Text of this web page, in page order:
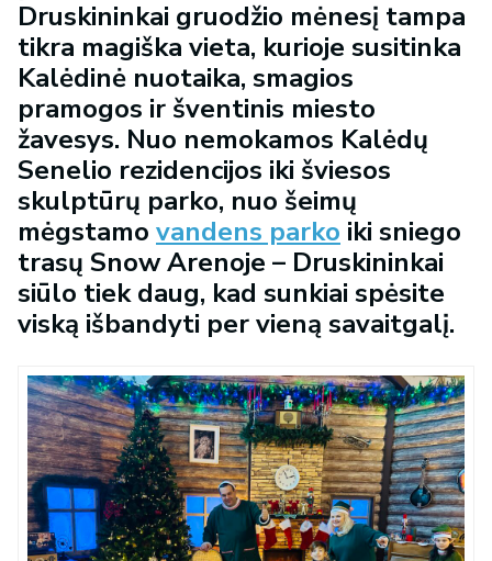
Druskininkai gruodžio mėnesį tampa
tikra magiška vieta, kurioje susitinka
Kalėdinė nuotaika, smagios
pramogos ir šventinis miesto
žavesys. Nuo nemokamos Kalėdų
Senelio rezidencijos iki šviesos
skulptūrų parko, nuo šeimų
mėgstamo vandens parko iki sniego
trasų Snow Arenoje – Druskininkai
siūlo tiek daug, kad sunkiai spėsite
viską išbandyti per vieną savaitgalį.